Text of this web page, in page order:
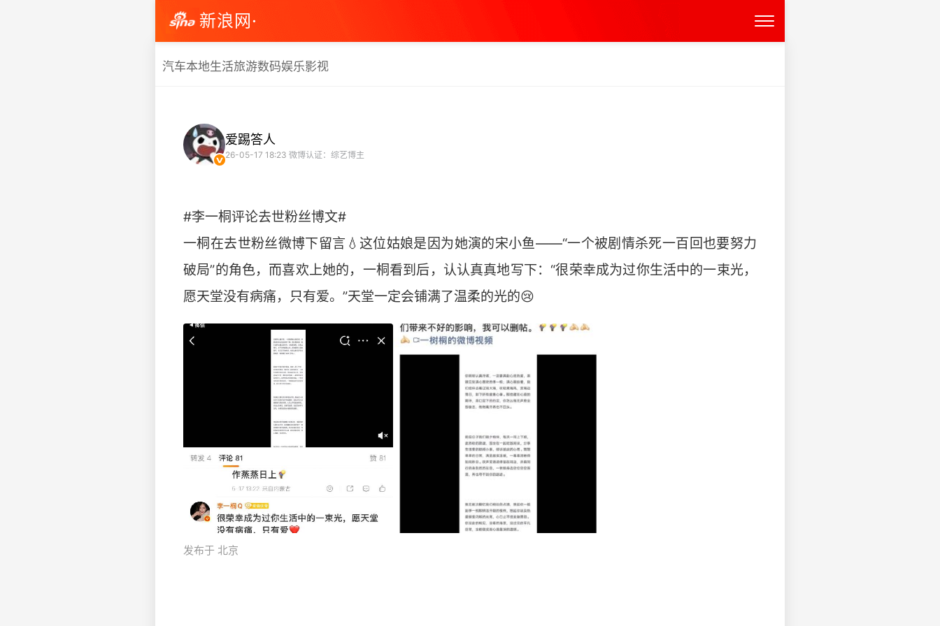
新浪网·
汽车本地生活旅游数码娱乐影视
爱踢答人
26-05-17 18:23 微博认证：综艺博主
#李一桐评论去世粉丝博文#
一桐在去世粉丝微博下留言💧这位姑娘是因为她演的宋小鱼——“一个被剧情杀死一百回也要努力
破局”的角色，而喜欢上她的，一桐看到后，认认真真地写下：“很荣幸成为过你生活中的一束光，
愿天堂没有病痛，只有爱。”天堂一定会铺满了温柔的光的😢 ​
发布于 北京